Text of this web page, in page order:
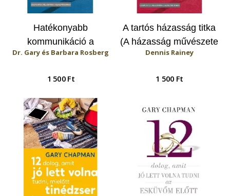
Hatékonyabb
kommunikáció a
házasságban (A
kurzus)
Dr. Gary és Barbara Rosberg
1 500 Ft
A tartós házasság titka
(A házasság művészete
kurzus)
Dennis Rainey
1 500 Ft